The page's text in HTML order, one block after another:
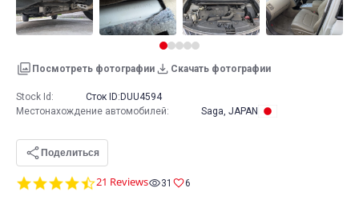
Посмотреть фотографии Скачать фотографии
4.7
21 Reviews 31 6
Stock Id: Сток ID: DUU4594
Местонахождение автомобилей: Saga, JAPAN
Поделиться